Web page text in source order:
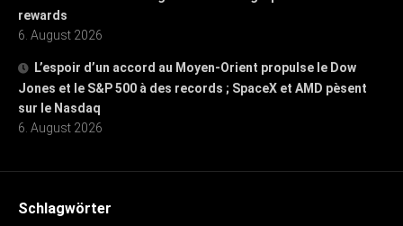
rewards
6. August 2026
L’espoir d’un accord au Moyen-Orient propulse le Dow
Jones et le S&P 500 à des records ; SpaceX et AMD pèsent
sur le Nasdaq
6. August 2026
Schlagwörter